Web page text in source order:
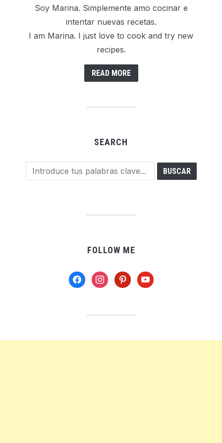
Soy Marina. Simplemente amo cocinar e
intentar nuevas recetas.
I am Marina. I just love to cook and try new
recipes.
READ MORE
SEARCH
FOLLOW ME
facebookinstagrampinterestyoutube